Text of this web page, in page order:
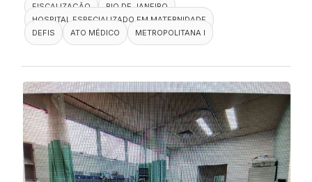
FISCALIZAÇÃO
RIO DE JANEIRO
HOSPITAL ESPECIALIZADO EM MATERNIDADE
DEFIS
ATO MÉDICO METROPOLITANA I